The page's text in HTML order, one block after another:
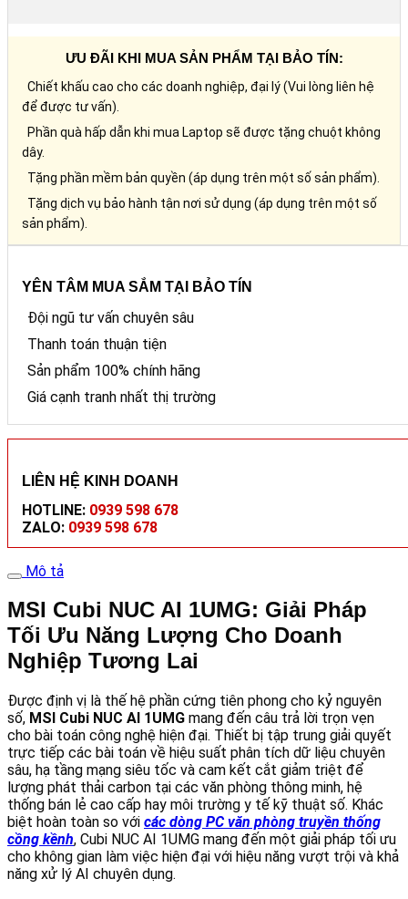
ƯU ĐÃI KHI MUA SẢN PHẨM TẠI BẢO TÍN:
Chiết khấu cao cho các doanh nghiệp, đại lý (Vui lòng liên hệ
để được tư vấn).
Phần quà hấp dẫn khi mua Laptop sẽ được tặng chuột không
dây.
Tặng phần mềm bản quyền (áp dụng trên một số sản phẩm).
Tặng dịch vụ bảo hành tận nơi sử dụng (áp dụng trên một số
sản phẩm).
YÊN TÂM MUA SẮM TẠI BẢO TÍN
Đội ngũ tư vấn chuyên sâu
Thanh toán thuận tiện
Sản phẩm 100% chính hãng
Giá cạnh tranh nhất thị trường
LIÊN HỆ KINH DOANH
HOTLINE: 0939 598 678
ZALO: 0939 598 678
Mô tả
MSI Cubi NUC AI 1UMG: Giải Pháp
Tối Ưu Năng Lượng Cho Doanh
Nghiệp Tương Lai
Được định vị là thế hệ phần cứng tiên phong cho kỷ nguyên
số, MSI Cubi NUC AI 1UMG mang đến câu trả lời trọn vẹn
cho bài toán công nghệ hiện đại. Thiết bị tập trung giải quyết
trực tiếp các bài toán về hiệu suất phân tích dữ liệu chuyên
sâu, hạ tầng mạng siêu tốc và cam kết cắt giảm triệt để
lượng phát thải carbon tại các văn phòng thông minh, hệ
thống bán lẻ cao cấp hay môi trường y tế kỹ thuật số. Khác
biệt hoàn toàn so với các dòng PC văn phòng truyền thống
cồng kềnh, Cubi NUC AI 1UMG mang đến một giải pháp tối ưu
cho không gian làm việc hiện đại với hiệu năng vượt trội và khả
năng xử lý AI chuyên dụng.